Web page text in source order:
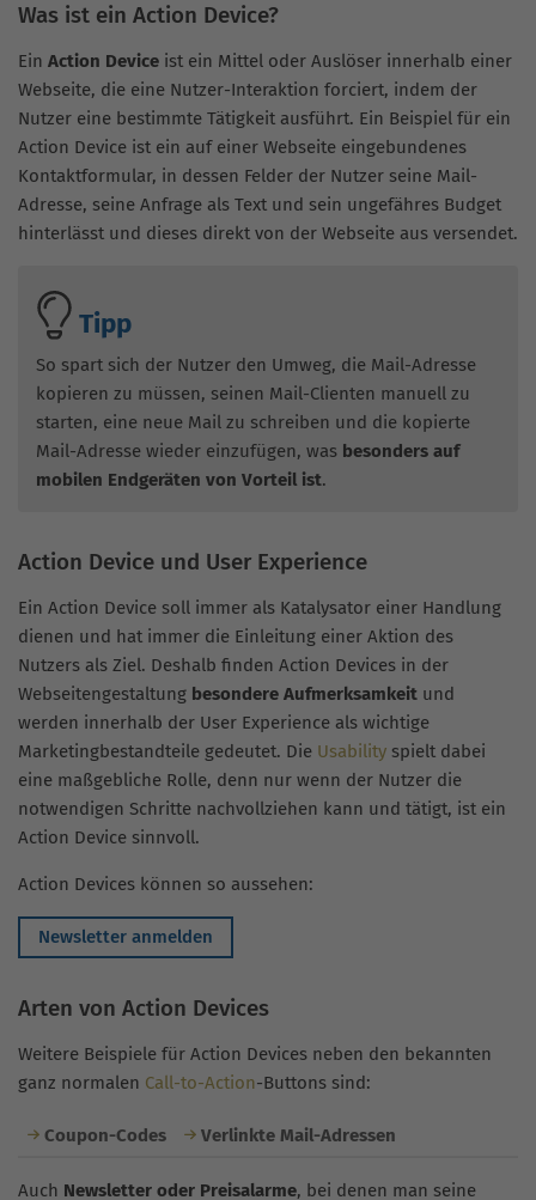
Was ist ein Action Device?
Ein Action Device ist ein Mittel oder Auslöser innerhalb einer
Webseite, die eine Nutzer-Interaktion forciert, indem der
Nutzer eine bestimmte Tätigkeit ausführt. Ein Beispiel für ein
Action Device ist ein auf einer Webseite eingebundenes
Kontaktformular, in dessen Felder der Nutzer seine Mail-
Adresse, seine Anfrage als Text und sein ungefähres Budget
hinterlässt und dieses direkt von der Webseite aus versendet.
Tipp
So spart sich der Nutzer den Umweg, die Mail-Adresse
kopieren zu müssen, seinen Mail-Clienten manuell zu
starten, eine neue Mail zu schreiben und die kopierte
Mail-Adresse wieder einzufügen, was besonders auf
mobilen Endgeräten von Vorteil ist.
Action Device und User Experience
Ein Action Device soll immer als Katalysator einer Handlung
dienen und hat immer die Einleitung einer Aktion des
Nutzers als Ziel. Deshalb finden Action Devices in der
Webseitengestaltung besondere Aufmerksamkeit und
werden innerhalb der User Experience als wichtige
Marketingbestandteile gedeutet. Die Usability spielt dabei
eine maßgebliche Rolle, denn nur wenn der Nutzer die
notwendigen Schritte nachvollziehen kann und tätigt, ist ein
Action Device sinnvoll.
Action Devices können so aussehen:
Newsletter anmelden
Arten von Action Devices
Weitere Beispiele für Action Devices neben den bekannten
ganz normalen Call-to-Action-Buttons sind:
Coupon-Codes Verlinkte Mail-Adressen
Auch Newsletter oder Preisalarme, bei denen man seine